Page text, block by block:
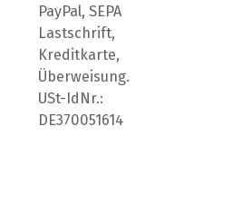
PayPal, SEPA
Lastschrift,
Kreditkarte,
Überweisung.
USt-IdNr.:
DE370051614